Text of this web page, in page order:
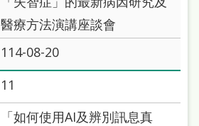
醫療方法演講座談會
114-08-20
11
「如何使用AI及辨別訊息真